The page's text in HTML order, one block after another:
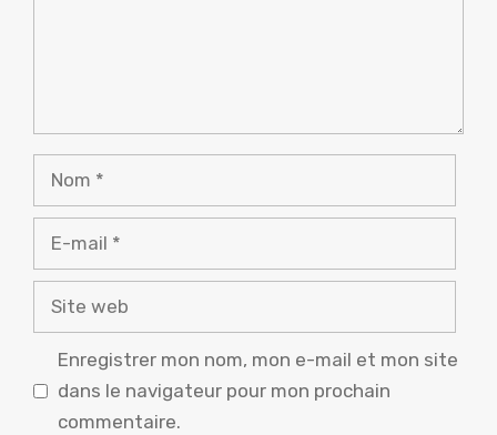
Nom
mail
Site
web
Enregistrer mon nom, mon e-mail et mon site
dans le navigateur pour mon prochain
commentaire.